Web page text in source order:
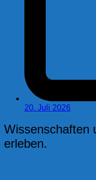
20. Juli 2026
Wissenschaften
erleben.